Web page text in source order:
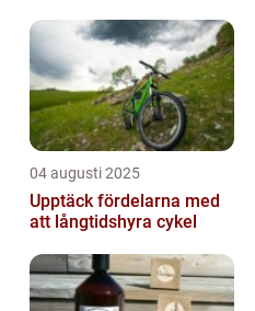
04 augusti 2025
Upptäck fördelarna med
att långtidshyra cykel